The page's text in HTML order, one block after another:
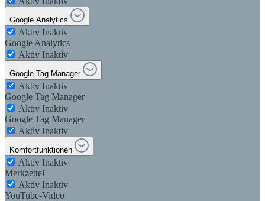
Google Analytics
Aktiv Inaktiv
Google Analytics
Aktiv Inaktiv
Google Tag Manager
Aktiv Inaktiv
Google Tag Manager
Aktiv Inaktiv
Google Tag Manager
Aktiv Inaktiv
Komfortfunktionen
Aktiv Inaktiv
Merkzettel
Aktiv Inaktiv
YouTube-Video